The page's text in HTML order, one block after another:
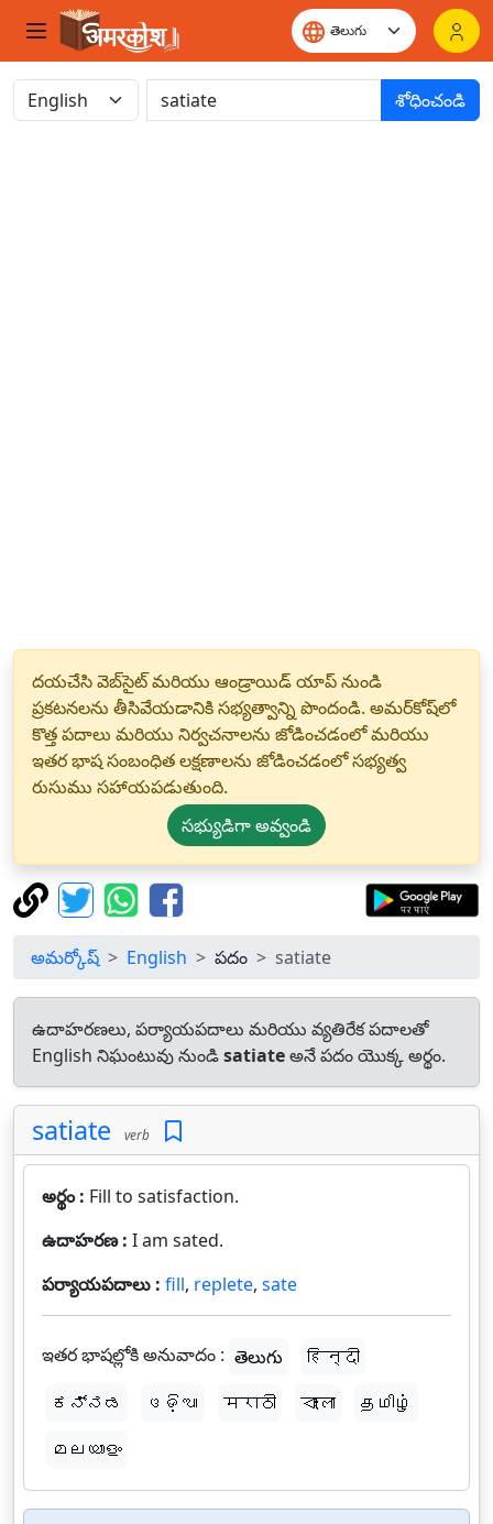
శోధించండి
దయచేసి వెబ్‌సైట్ మరియు ఆండ్రాయిడ్ యాప్ నుండి
ప్రకటనలను తీసివేయడానికి సభ్యత్వాన్ని పొందండి. అమర్‌కోష్‌లో
కొత్త పదాలు మరియు నిర్వచనాలను జోడించడంలో మరియు
ఇతర భాష సంబంధిత లక్షణాలను జోడించడంలో సభ్యత్వ
రుసుము సహాయపడుతుంది.
సభ్యుడిగా అవ్వండి
అమర్కోష్ English పదం satiate
ఉదాహరణలు, పర్యాయపదాలు మరియు వ్యతిరేక పదాలతో
English నిఘంటువు నుండిsatiateఅనే పదం యొక్క అర్థం.
satiate verb
అర్థం : Fill to satisfaction.
ఉదాహరణ : I am sated.
పర్యాయపదాలు : fill, replete, sate
ఇతర భాషల్లోకి అనువాదం : తెలుగు
हिन्दी
ಕನ್ನಡ
ଓଡ଼ିଆ मराठी বাংলা
தமிழ்
മലയാളം